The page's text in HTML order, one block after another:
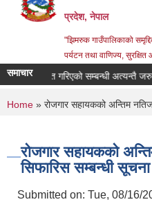
प्रदेश, नेपाल
"झिमरुक गाउँपालिकाको
पर्यटन तथा वाणिज्य, सुरक्षित
समाचार
स्थगित गरिएको सम्बन्धी अत्यन्तै जरुरी
You are here
Home » रोजगार सहायकको अन्तिम
रोजगार सहायकको
सिफारिस सम्बन्धी
Submitted on: Tue, 08/16/